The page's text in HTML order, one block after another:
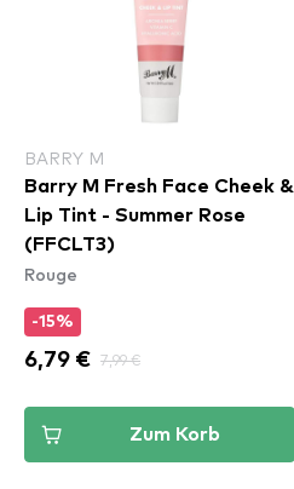
BARRY M
Barry M Fresh Face Cheek &
Lip Tint - Summer Rose
(FFCLT3)
Rouge
-15%
6,79 € 7,99 €
Zum Korb